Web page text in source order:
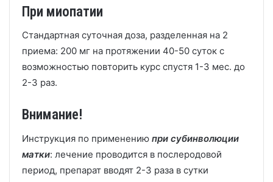
При миопатии
Стандартная суточная доза, разделенная на 2
приема: 200 мг на протяжении 40-50 суток с
возможностью повторить курс спустя 1-3 мес. до
2-3 раз.
Внимание!
Инструкция по применению при субинволюции
матки: лечение проводится в послеродовой
период, препарат вводят 2-3 раза в сутки